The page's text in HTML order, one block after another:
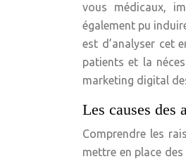
vous médicaux,
également pu
est d’analyser cet
patients et la
marketing digital
Les causes des
Comprendre les
mettre en place